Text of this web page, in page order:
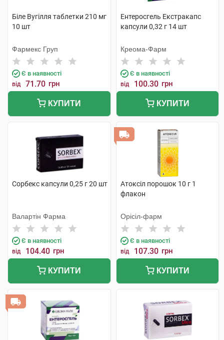
Біле Вугілля таблетки 210 мг
10 шт
Фармекс Груп
Є в наявності
від 71.70 грн
КУПИТИ
Ентеросгель Екстракапс
капсули 0,32 г 14 шт
Креома-Фарм
Є в наявності
від 100.30 грн
КУПИТИ
Сорбекс капсули 0,25 г 20 шт
Валартін Фарма
Є в наявності
від 104.40 грн
КУПИТИ
Атоксіл порошок 10 г 1
флакон
Орісіл-фарм
Є в наявності
від 107.30 грн
КУПИТИ